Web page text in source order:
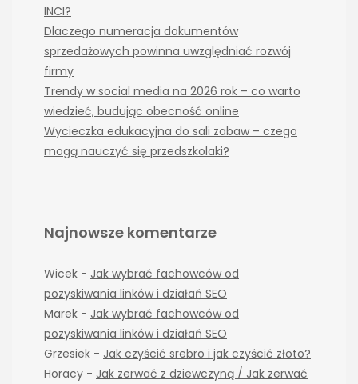
INCI?
Dlaczego numeracja dokumentów
sprzedażowych powinna uwzględniać rozwój
firmy
Trendy w social media na 2026 rok – co warto
wiedzieć, budując obecność online
Wycieczka edukacyjna do sali zabaw – czego
mogą nauczyć się przedszkolaki?
Najnowsze komentarze
Wicek - Jak wybrać fachowców od
pozyskiwania linków i działań SEO
Marek - Jak wybrać fachowców od
pozyskiwania linków i działań SEO
Grzesiek - Jak czyścić srebro i jak czyścić złoto?
Horacy - Jak zerwać z dziewczyną / Jak zerwać